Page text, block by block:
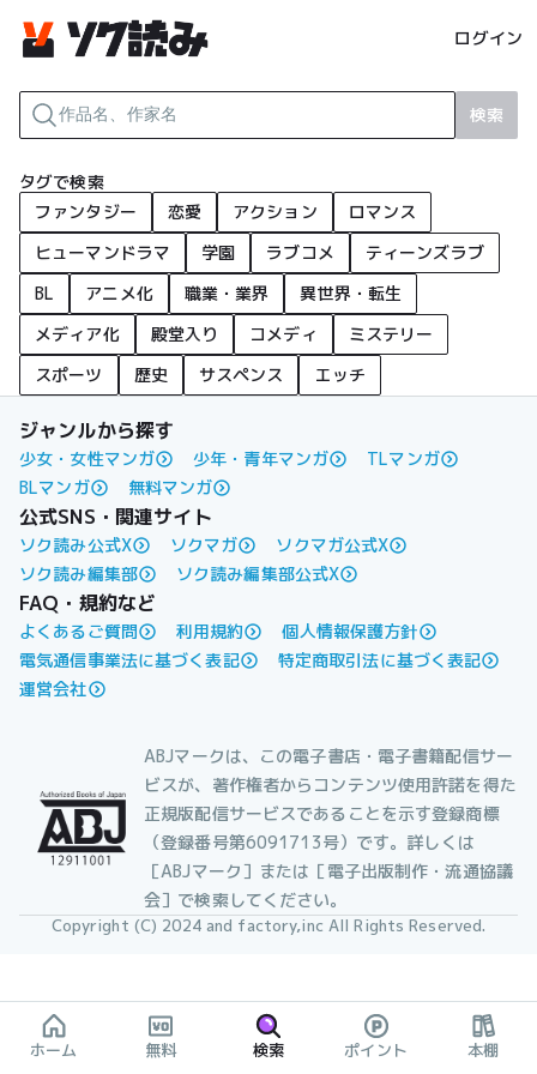
ログイン
検索
タグで検索
ファンタジー
恋愛 アクション
ロマンス
ヒューマンドラマ
学園 ラブコメ
ティーンズラブ
BL
アニメ化 職業・業界
異世界・転生
メディア化
殿堂入り コメディ
ミステリー
スポーツ
歴史 サスペンス エッチ
ジャンルから探す
少女・女性マンガ 少年・青年マンガ
TLマンガ
BLマンガ
無料マンガ
公式SNS・関連サイト
ソク読み公式X ソクマガ
ソクマガ公式X
ソク読み編集部
ソク読み編集部公式X
FAQ・規約など
よくあるご質問 利用規約
個人情報保護方針
電気通信事業法に基づく表記
特定商取引法に基づく表記
運営会社
ABJマークは、この電子書店・電子書籍配信サー
ビスが、著作権者からコンテンツ使用許諾を得た
正規版配信サービスであることを示す登録商標
（登録番号第6091713号）です。詳しくは
［ABJマーク］または［電子出版制作・流通協議
会］で検索してください。
Copyright (C) 2024 and factory,inc All Rights Reserved.
ホーム 無料 検索 ポイント 本棚